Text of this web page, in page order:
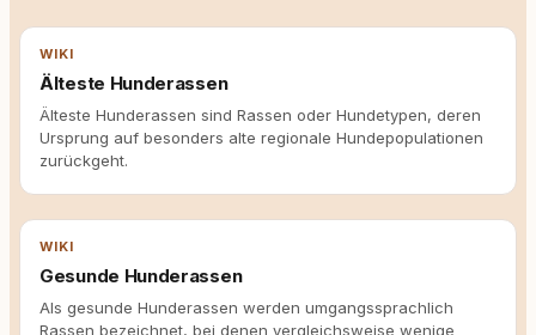
WIKI
Älteste Hunderassen
Älteste Hunderassen sind Rassen oder Hundetypen, deren
Ursprung auf besonders alte regionale Hundepopulationen
zurückgeht.
WIKI
Gesunde Hunderassen
Als gesunde Hunderassen werden umgangssprachlich
Rassen bezeichnet, bei denen vergleichsweise wenige